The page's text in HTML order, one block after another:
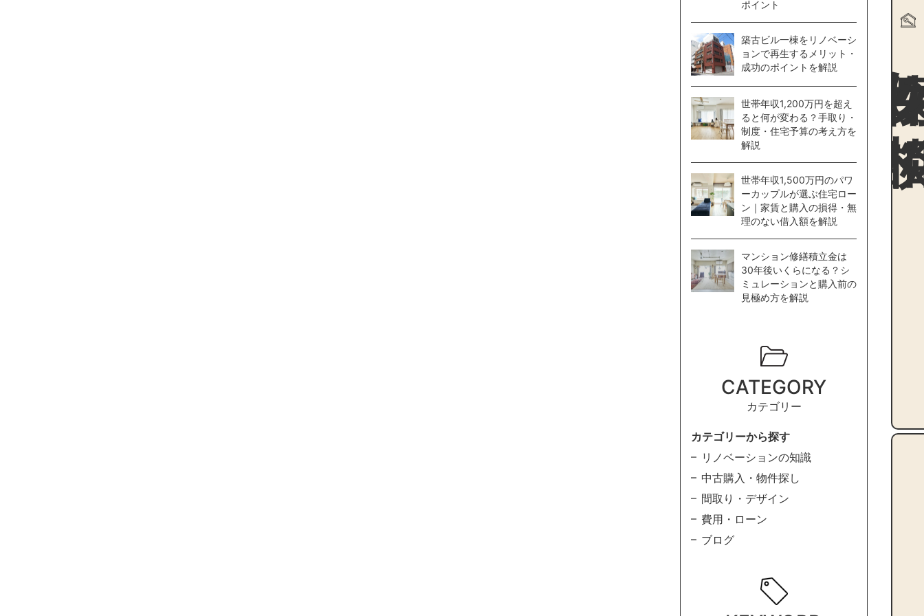
ポイント
築古ビル一棟をリノベーシ
ョンで再生するメリット・
成功のポイントを解説
世帯年収1,200万円を超え
ると何が変わる？手取り・
制度・住宅予算の考え方を
解説
世帯年収1,500万円のパワ
ーカップルが選ぶ住宅ロー
ン｜家賃と購入の損得・無
理のない借入額を解説
マンション修繕積立金は
30年後いくらになる？シ
ミュレーションと購入前の
見極め方を解説
CATEGORY
カテゴリー
カテゴリーから探す
リノベーションの知識
中古購入・物件探し
間取り・デザイン
費用・ローン
ブログ
物